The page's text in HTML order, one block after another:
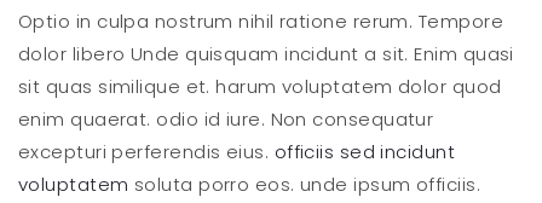
Optio in culpa nostrum nihil ratione rerum. Tempore
dolor libero Unde quisquam incidunt a sit. Enim quasi
sit quas similique et. harum voluptatem dolor quod
enim quaerat. odio id iure. Non consequatur
excepturi perferendis eius. officiis sed incidunt
voluptatem soluta porro eos. unde ipsum officiis.